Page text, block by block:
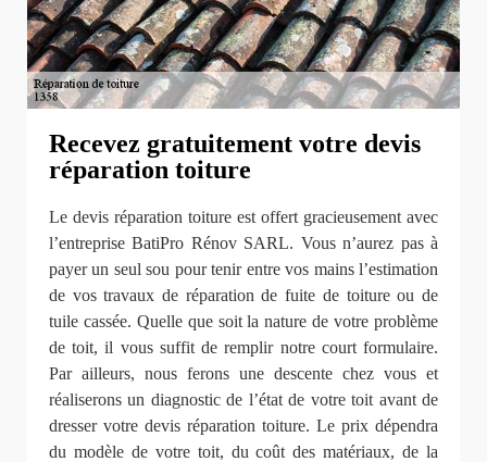
Recevez gratuitement votre devis
réparation toiture
Le devis réparation toiture est offert gracieusement avec
l’entreprise BatiPro Rénov SARL. Vous n’aurez pas à
payer un seul sou pour tenir entre vos mains l’estimation
de vos travaux de réparation de fuite de toiture ou de
tuile cassée. Quelle que soit la nature de votre problème
de toit, il vous suffit de remplir notre court formulaire.
Par ailleurs, nous ferons une descente chez vous et
réaliserons un diagnostic de l’état de votre toit avant de
dresser votre devis réparation toiture. Le prix dépendra
du modèle de votre toit, du coût des matériaux, de la